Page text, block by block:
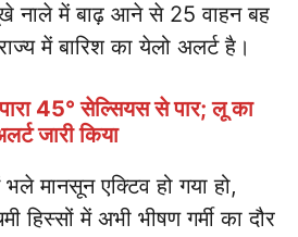
नाले में बाढ़ आने से 25 वाहन बह
में बारिश का येलो अलर्ट है।
45° सेल्सियस से पार; लू का
जारी किया
मानसून एक्टिव हो गया हो,
हिस्सों में अभी भीषण गर्मी का दौर